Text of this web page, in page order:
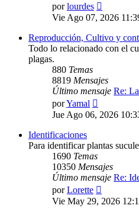
porlourdes
último
Vie Ago 07, 2026
Reproducción, Cultivo y
Todo lo relacionado con el
plagas.
880 Temas
8819 Mensajes
Último mensaje Re:
porYamal
último
Jue Ago 06, 2026
Identificaciones
Para identificar plantas
1690 Temas
10350 Mensajes
Último mensaje Re:
porLorette
último
Vie May 29, 2026